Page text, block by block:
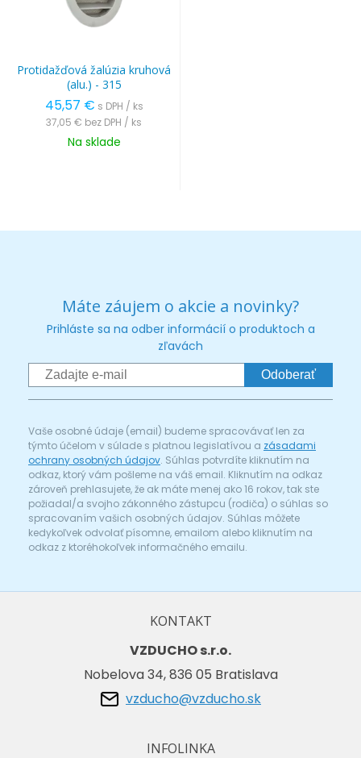
Protidažďová žalúzia kruhová
(alu.) - 315
45,57 € s DPH / ks
37,05 € bez DPH / ks
Na sklade
Máte záujem o akcie a novinky?
Prihláste sa na odber informácií o produktoch a
zľavách
Odoberať
Vaše osobné údaje (email) budeme spracovávať len za
týmto účelom v súlade s platnou legislatívou a zásadami
ochrany osobných údajov. Súhlas potvrdíte kliknutím na
odkaz, ktorý vám pošleme na váš email. Kliknutím na odkaz
zároveň prehlasujete, že ak máte menej ako 16 rokov, tak ste
požiadal/a svojho zákonného zástupcu (rodiča) o súhlas so
spracovaním vašich osobných údajov. Súhlas môžete
kedykoľvek odvolať písomne, emailom alebo kliknutím na
odkaz z ktoréhokoľvek informačného emailu.
KONTAKT
VZDUCHO s.r.o.
Nobelova 34, 836 05 Bratislava
vzducho@vzducho.sk
INFOLINKA